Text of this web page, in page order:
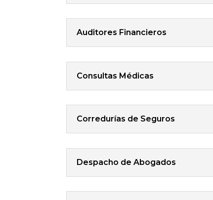
Auditores Financieros
Consultas Médicas
Corredurías de Seguros
Despacho de Abogados